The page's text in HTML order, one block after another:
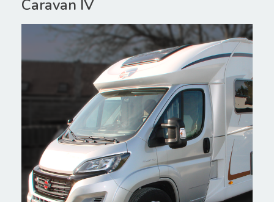
Caravan IV